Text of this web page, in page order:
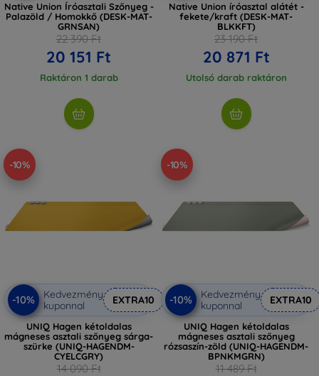
Native Union Íróasztali Szőnyeg -
Palazöld / Homokkő (DESK-MAT-
GRNSAN)
22 390 Ft
20 151 Ft
Raktáron 1 darab
Native Union íróasztal alátét -
fekete/kraft (DESK-MAT-
BLKKFT)
23 190 Ft
20 871 Ft
Utolsó darab raktáron
-10%
-10%
Kedvezmény
kuponnal
EXTRA10
UNIQ Hagen kétoldalas
mágneses asztali szőnyeg sárga-
szürke (UNIQ-HAGENDM-
CYELCGRY)
14 090 Ft
-10%
-10%
Kedvezmény
kuponnal
EXTRA10
UNIQ Hagen kétoldalas
mágneses asztali szőnyeg
rózsaszín-zöld (UNIQ-HAGENDM-
BPNKMGRN)
11 489 Ft